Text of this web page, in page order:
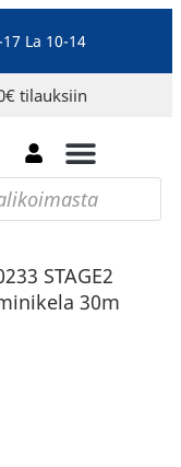
La 10-14
tilauksiin
STAGE2
30m